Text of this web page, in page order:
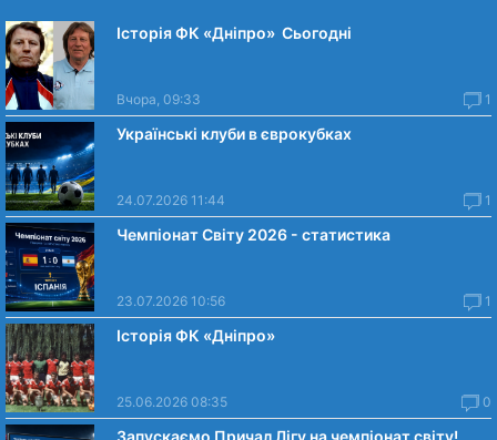
Історія ФК «Дніпро» Сьогодні
Вчора, 09:33 1
Українські клуби в єврокубках
24.07.2026 11:44 1
Чемпіонат Світу 2026 - статистика
23.07.2026 10:56 1
Історія ФК «Дніпро»
25.06.2026 08:35 0